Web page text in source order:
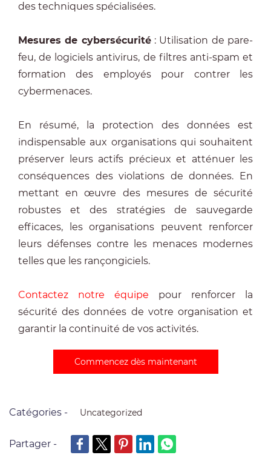
des techniques spécialisées.
Mesures de cybersécurité: Utilisation de pare-
feu, de logiciels antivirus, de filtres anti-spam et
formation des employés pour contrer les
cybermenaces.
En résumé, la protection des données est
indispensable aux organisations qui souhaitent
préserver leurs actifs précieux et atténuer les
conséquences des violations de données. En
mettant en œuvre des mesures de sécurité
robustes et des stratégies de sauvegarde
efficaces, les organisations peuvent renforcer
leurs défenses contre les menaces modernes
telles que les rançongiciels.
Contactez notre équipe pour renforcer la
sécurité des données de votre organisation et
garantir la continuité de vos activités.
Commencez dès maintenant
Catégories - Uncategorized
Partager -